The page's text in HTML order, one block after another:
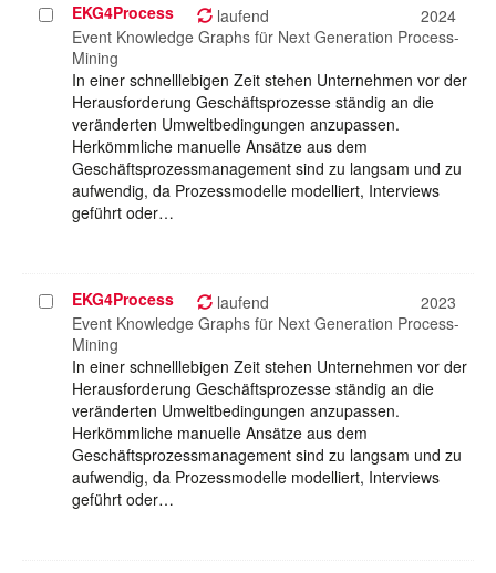
Projekt
auswählen
EKG4Process laufend
2024
Event Knowledge Graphs für Next Generation Process-
Mining
In einer schnelllebigen Zeit stehen Unternehmen vor der
Herausforderung Geschäftsprozesse ständig an die
veränderten Umweltbedingungen anzupassen.
Herkömmliche manuelle Ansätze aus dem
Geschäftsprozessmanagement sind zu langsam und zu
aufwendig, da Prozessmodelle modelliert, Interviews
geführt oder…
Projekt
auswählen
EKG4Process laufend
2023
Event Knowledge Graphs für Next Generation Process-
Mining
In einer schnelllebigen Zeit stehen Unternehmen vor der
Herausforderung Geschäftsprozesse ständig an die
veränderten Umweltbedingungen anzupassen.
Herkömmliche manuelle Ansätze aus dem
Geschäftsprozessmanagement sind zu langsam und zu
aufwendig, da Prozessmodelle modelliert, Interviews
geführt oder…